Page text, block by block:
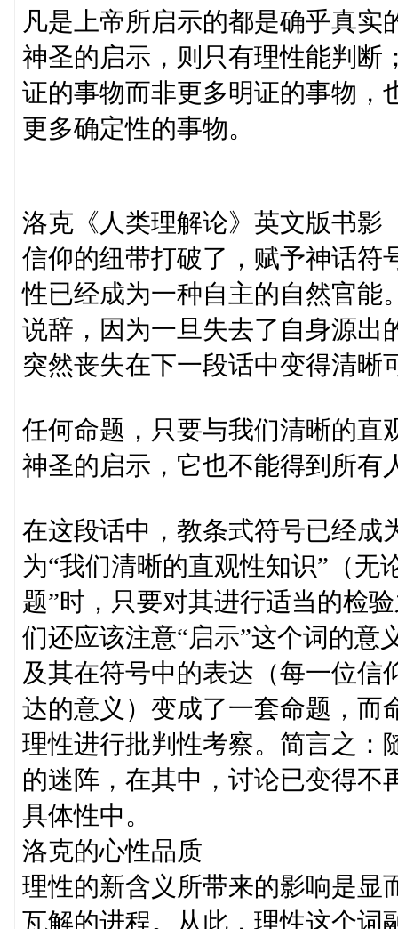
凡是上帝所启示的都是确乎真
神圣的启示，则只有理性能判断
证的事物而非更多明证的事物，
更多确定性的事物。
洛克《人类理解论》英文版书影
信仰的纽带打破了，赋予神话符
性已经成为一种自主的自然官能
说辞，因为一旦失去了自身源出
突然丧失在下一段话中变得清晰
任何命题，只要与我们清晰的直
神圣的启示，它也不能得到所有
在这段话中，教条式符号已经成
为“我们清晰的直观性知识”（无
题”时，只要对其进行适当的检
们还应该注意“启示”这个词的意
及其在符号中的表达（每一位信
达的意义）变成了一套命题，而
理性进行批判性考察。简言之：
的迷阵，在其中，讨论已变得不
具体性中。
洛克的心性品质
理性的新含义所带来的影响是显
瓦解的进程。从此，理性这个词